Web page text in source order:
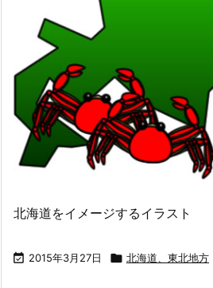
北海道をイメージするイラスト
 2015年3月27日  北海道、東北地方